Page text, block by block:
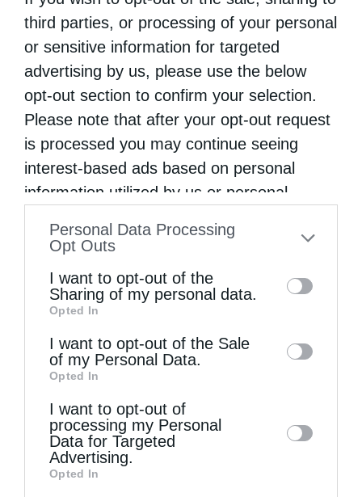
third parties, or processing of your personal
or sensitive information for targeted
advertising by us, please use the below
opt-out section to confirm your selection.
Please note that after your opt-out request
is processed you may continue seeing
interest-based ads based on personal
information utilized by us or personal
to your opt-out. You may separately opt-out
information by third parties on the IAB’s list
of downstream participants. This
information may also be disclosed by us to
third parties on theIAB’s List of
Downstream Participants
disclose it to other third parties.
Personal Data Processing
Opt Outs
I want to opt-out of the
Sharing of my personal data.
Opted In
I want to opt-out of the Sale
of my Personal Data.
Opted In
I want to opt-out of
processing my Personal
Data for Targeted
Advertising.
Opted In
Κορίνθου Παύλος: Να γίνουμε μέτοχοι του φωτός
Πανήγυρη Ιερού Καθεδρικού Ναού
Μεταμορφώσεως του Σωτήρος στο...